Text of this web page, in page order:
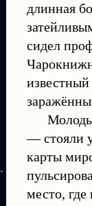
длинная
сидел
— стояли
карты
место, где